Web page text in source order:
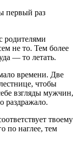
первый раз
родителями
не то. Тем более
— то летать.
времени. Две
чтобы
взгляды мужчин,
раздражало.
твоему
по наглее, тем